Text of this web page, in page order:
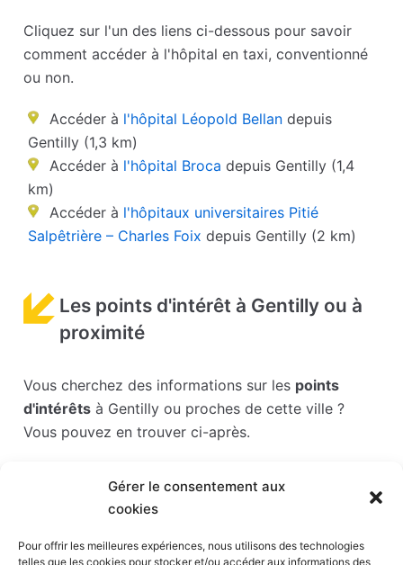
Gérer le consentement aux
cookies
Pour offrir les meilleures expériences, nous utilisons des technologies
telles que les cookies pour stocker et/ou accéder aux informations des
Cliquez sur l'un des liens ci-dessous pour savoir
comment accéder à l'hôpital en taxi, conventionné
ou non.
Accéder à l'hôpital Léopold Bellan depuis
Gentilly (1,3 km)
Accéder à l'hôpital Broca depuis Gentilly (1,4
km)
Accéder à l'hôpitaux universitaires Pitié
Salpêtrière – Charles Foix depuis Gentilly (2 km)
Les points d'intérêt à Gentilly ou à
proximité
Vous cherchez des informations sur les points
d'intérêts à Gentilly ou proches de cette ville ?
Vous pouvez en trouver ci-après.
desservis en matière de transports. Si vous cliquez
sur l'un des liens ci-dessous, vous en saurez plus
sur l'accessibilité en taxi et la proximité des